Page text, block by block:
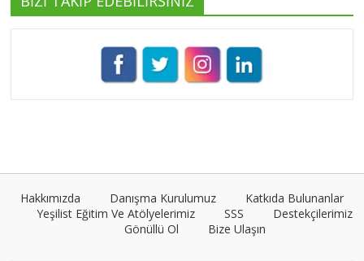
Pınar Demirkan
Hakkımızda Danışma Kurulumuz
Katkıda Bulunanlar
Yeşilist Eğitim Ve Atölyelerimiz
SSS
Destekçilerimiz
Gönüllü Ol
Bize Ulaşın